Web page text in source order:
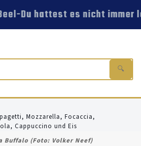
Du hattest es nicht immer
🔍
Buffalo (Foto: Volker Neef)